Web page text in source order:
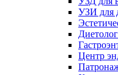
УЗИ для
Центр